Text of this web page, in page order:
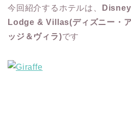
今回紹介するホテルは、
Lodge & Villas(ディズニー・
ッジ＆ヴィラ)です